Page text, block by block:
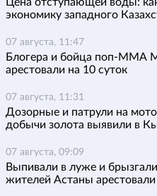
экономику западного
07 августа, 11:47
Блогера и бойца поп-ММА
арестовали на 10 суток
07 августа, 11:31
Дозорные и патрули на
добычи золота выявили в
07 августа, 09:09
Выпивали в луже и
жителей Астаны